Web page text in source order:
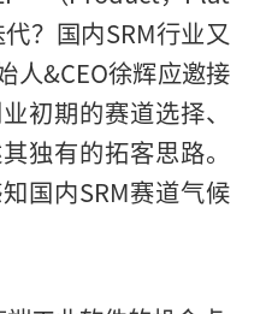
？国内SRM行业又
人&CEO徐辉应邀接
初期的赛道选择、
独有的拓客思路。
国内SRM赛道气候